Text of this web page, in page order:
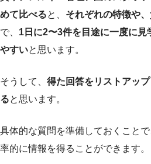
めて比べると、 それぞれの特徴や
で、 1日に2〜3件を目途に一度に見
やすいと思います。
そうして、 得た回答をリストアッ
ると思います。
具体的な質問を準備しておくこと
率的に情報を得ることができます。